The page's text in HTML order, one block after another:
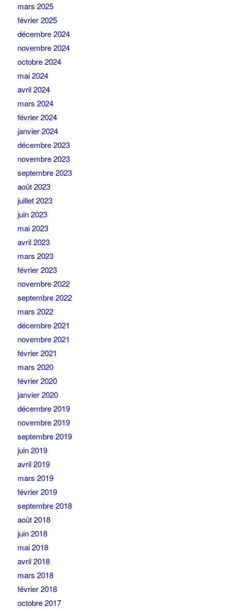
mars 2025
février 2025
décembre 2024
novembre 2024
octobre 2024
mai 2024
avril 2024
mars 2024
février 2024
janvier 2024
décembre 2023
novembre 2023
septembre 2023
août 2023
juillet 2023
juin 2023
mai 2023
avril 2023
mars 2023
février 2023
novembre 2022
septembre 2022
mars 2022
décembre 2021
novembre 2021
février 2021
mars 2020
février 2020
janvier 2020
décembre 2019
novembre 2019
septembre 2019
juin 2019
avril 2019
mars 2019
février 2019
septembre 2018
août 2018
juin 2018
mai 2018
avril 2018
mars 2018
février 2018
octobre 2017